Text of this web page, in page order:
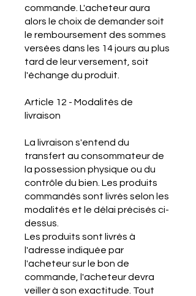
commande. L'acheteur aura
alors le choix de demander soit
le remboursement des sommes
versées dans les 14 jours au plus
tard de leur versement, soit
l'échange du produit.
Article 12 - Modalités de
livraison
La livraison s'entend du
transfert au consommateur de
la possession physique ou du
contrôle du bien. Les produits
commandés sont livrés selon les
modalités et le délai précisés ci-
dessus.
Les produits sont livrés à
l'adresse indiquée par
l'acheteur sur le bon de
commande, l'acheteur devra
veiller à son exactitude. Tout